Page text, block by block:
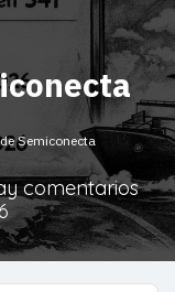
Semiconecta​
comentarios